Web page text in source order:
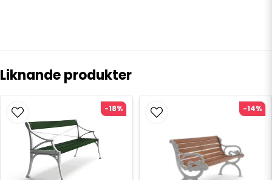
Liknande produkter
-18% -14%